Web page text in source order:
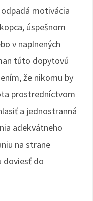
motivácia
úspešnom
v naplnených
túto dopytovú
že nikomu by
prostredníctvom
a jednostranná
adekvátneho
na strane
doviesť do